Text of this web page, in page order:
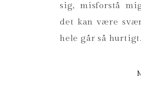
sig, misforstå
det kan være
hele går så